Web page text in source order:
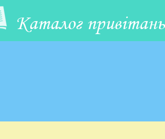
Каталог привітань